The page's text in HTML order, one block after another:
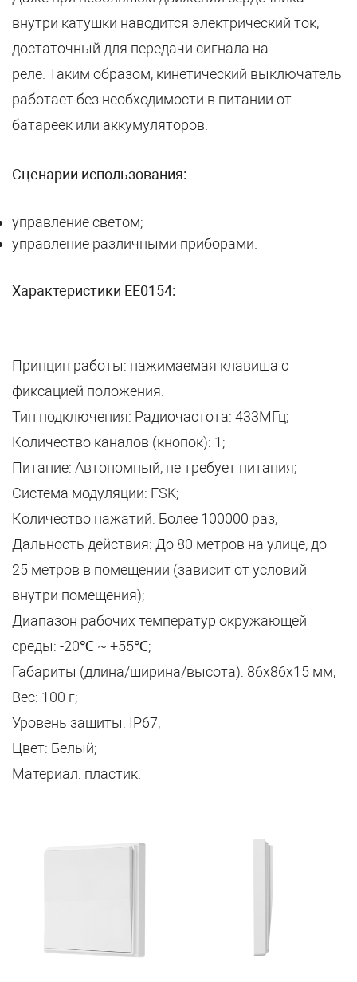
внутри катушки наводится электрический ток,
достаточный для передачи сигнала на
реле. Таким образом, кинетический выключатель
работает без необходимости в питании от
батареек или аккумуляторов.
Сценарии использования:
управление светом;
управление различными приборами.
Характеристики EE0154:
Принцип работы: нажимаемая клавиша с
фиксацией положения.
Тип подключения: Радиочастота: 433МГц;
Количество каналов (кнопок): 1;
Питание: Автономный, не требует питания;
Система модуляции: FSK;
Количество нажатий: Более 100000 раз;
Дальность действия: До 80 метров на улице, до
25 метров в помещении (зависит от условий
внутри помещения);
Диапазон рабочих температур окружающей
среды: -20℃ ~ +55℃;
Габариты (длина/ширина/высота): 86х86х15 мм;
Вес: 100 г;
Уровень защиты: IP67;
Цвет: Белый;
Материал: пластик.